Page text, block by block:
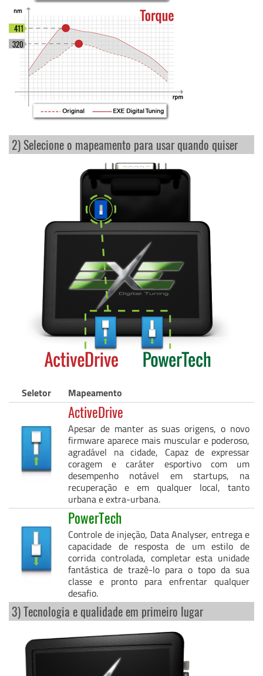
320
411
2) Selecione o mapeamento para usar quando quiser
Seletor Mapeamento
ActiveDrive
Apesar de manter as suas origens, o novo
firmware aparece mais muscular e poderoso,
agradável na cidade, Capaz de expressar
coragem e caráter esportivo com um
desempenho notável em startups, na
recuperação e em qualquer local, tanto
urbana e extra-urbana.
PowerTech
Controle de injeção, Data Analyser, entrega e
capacidade de resposta de um estilo de
corrida controlada, completar esta unidade
fantástica de trazê-lo para o topo da sua
classe e pronto para enfrentar qualquer
desafio.
3) Tecnologia e qualidade em primeiro lugar